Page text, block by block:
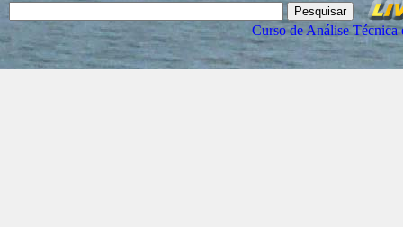
Curso de Análise Técnica